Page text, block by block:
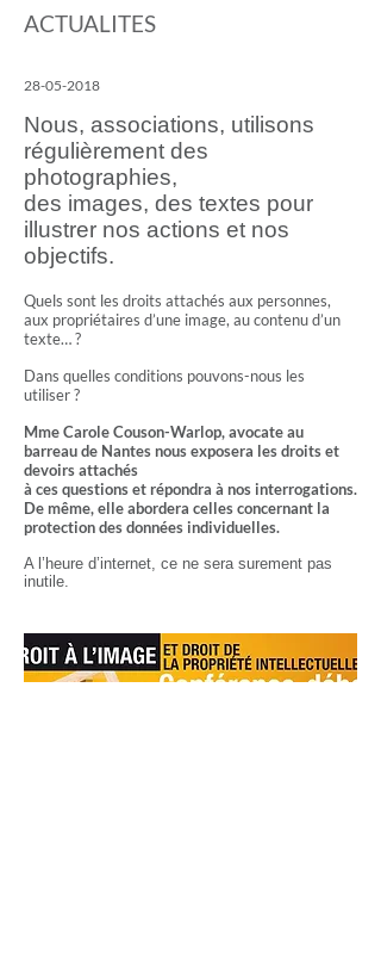
ACTUALITES
28-05-2018
Nous, associations, utilisons
régulièrement des
photographies,
des images, des textes pour
illustrer nos actions et nos
objectifs.
Quels sont les droits attachés aux personnes,
aux propriétaires d’une image, au contenu d’un
texte… ?
Dans quelles conditions pouvons-nous les
utiliser ?
Mme Carole Couson-Warlop, avocate au
barreau de Nantes nous exposera les droits et
devoirs attachés
à ces questions et répondra à nos interrogations.
De même, elle abordera celles concernant la
protection des données individuelles.
A l’heure d’internet, ce ne sera surement pas
inutile.